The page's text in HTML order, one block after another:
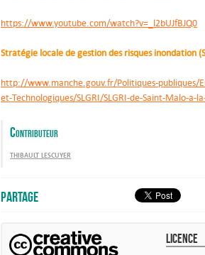
https://www.youtube.com/watch?v=_l2bUJfBJQ0
Stratégie locale de gestion des risques inondation
http://www.manche.gouv.fr/Politiques-publiques/
et-Technologiques/SLGRI/SLGRI-de-Saint-Malo-a-
Contributeur
thibault lescuyer
Partage
Licence